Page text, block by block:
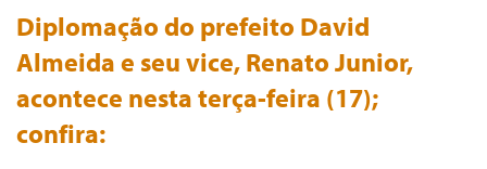
Diplomação do prefeito David
Almeida e seu vice, Renato Junior,
acontece nesta terça-feira (17);
confira: